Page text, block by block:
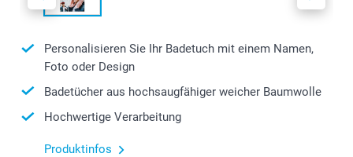
Personalisieren Sie Ihr Badetuch mit einem Namen,
Foto oder Design
Badetücher aus hochsaugfähiger weicher Baumwolle
Hochwertige Verarbeitung
Produktinfos